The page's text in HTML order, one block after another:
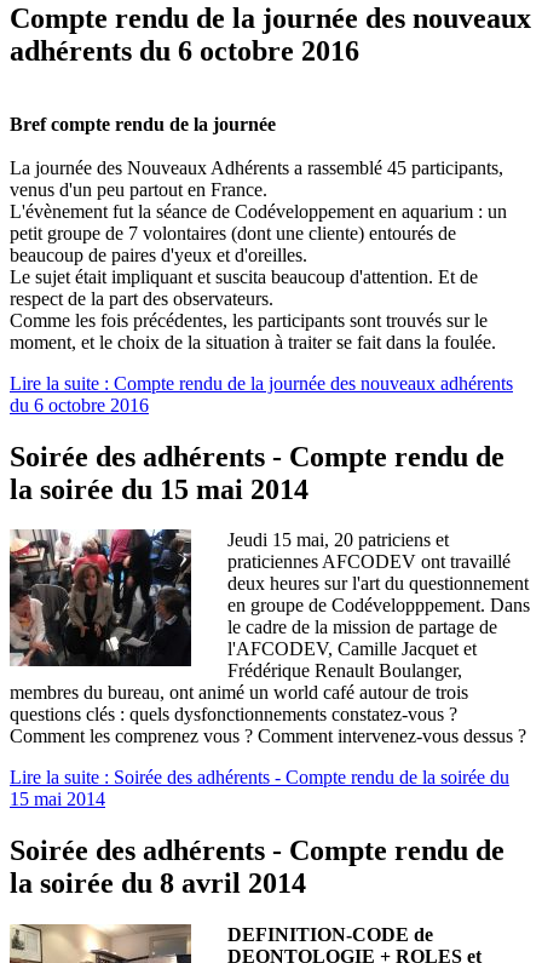
Compte rendu de la journée des nouveaux
adhérents du 6 octobre 2016
Bref compte rendu de la journée
La journée des Nouveaux Adhérents a rassemblé 45 participants,
venus d'un peu partout en France.
L'évènement fut la séance de Codéveloppement en aquarium : un
petit groupe de 7 volontaires (dont une cliente) entourés de
beaucoup de paires d'yeux et d'oreilles.
Le sujet était impliquant et suscita beaucoup d'attention. Et de
respect de la part des observateurs.
Comme les fois précédentes, les participants sont trouvés sur le
moment, et le choix de la situation à traiter se fait dans la foulée.
Lire la suite : Compte rendu de la journée des nouveaux adhérents
du 6 octobre 2016
Soirée des adhérents - Compte rendu de
la soirée du 15 mai 2014
Jeudi 15 mai, 20 patriciens et
praticiennes AFCODEV ont travaillé
deux heures sur l'art du questionnement
en groupe de Codévelopppement. Dans
le cadre de la mission de partage de
l'AFCODEV, Camille Jacquet et
Frédérique Renault Boulanger,
membres du bureau, ont animé un world café autour de trois
questions clés : quels dysfonctionnements constatez-vous ?
Comment les comprenez vous ? Comment intervenez-vous dessus ?
Lire la suite : Soirée des adhérents - Compte rendu de la soirée du
15 mai 2014
Soirée des adhérents - Compte rendu de
la soirée du 8 avril 2014
DEFINITION-CODE de
DEONTOLOGIE + ROLES et